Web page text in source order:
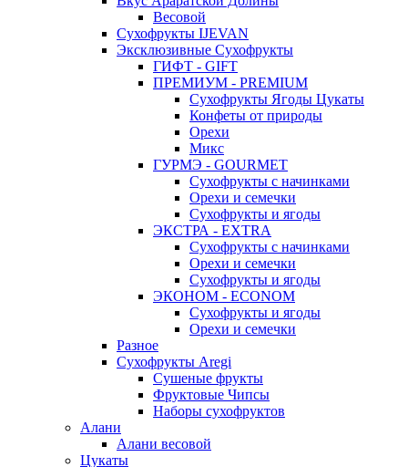
Весовой
Сухофрукты IJEVAN
Эксклюзивные Сухофрукты
ГИФТ - GIFT
ПРЕМИУМ - PREMIUM
Сухофрукты Ягоды Цукаты
Конфеты от природы
Орехи
Микс
ГУРМЭ - GOURMET
Сухофрукты с начинками
Орехи и семечки
Сухофрукты и ягоды
ЭКСТРА - EXTRA
Сухофрукты с начинками
Орехи и семечки
Сухофрукты и ягоды
ЭКОНОМ - ECONOM
Сухофрукты и ягоды
Орехи и семечки
Разное
Сухофрукты Aregi
Сушеные фрукты
Фруктовые Чипсы
Наборы сухофруктов
Алани
Алани весовой
Цукаты